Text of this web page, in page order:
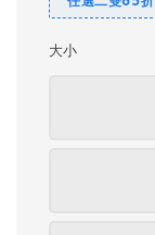
大小